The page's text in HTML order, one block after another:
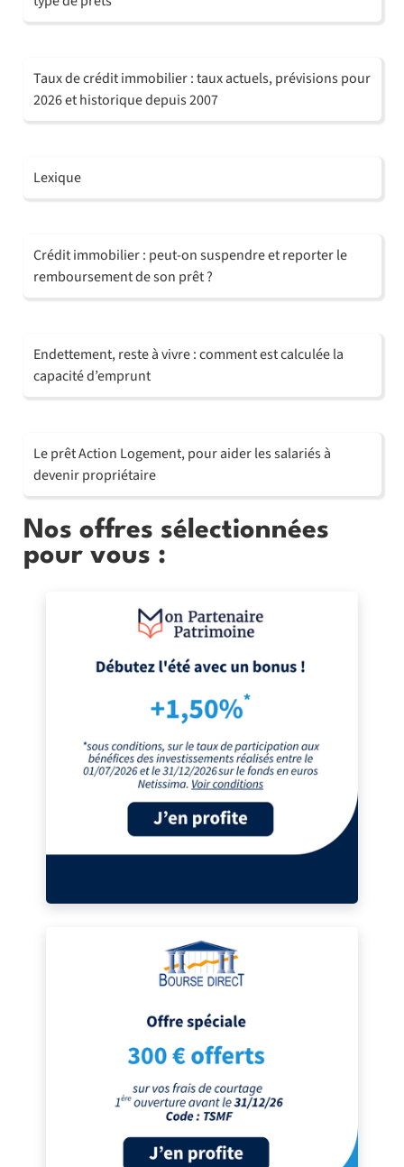
Taux de crédit immobilier : taux actuels, prévisions pour
2026 et historique depuis 2007
Lexique
Crédit immobilier : peut-on suspendre et reporter le
remboursement de son prêt ?
Endettement, reste à vivre : comment est calculée la
capacité d’emprunt
Le prêt Action Logement, pour aider les salariés à
devenir propriétaire
Nos offres sélectionnées
pour vous :